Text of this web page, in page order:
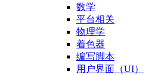
数学
平台相关
物理学
着色器
编写脚本
用户界面（UI）